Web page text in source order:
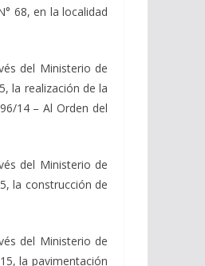
68, en la localidad
del Ministerio de
la realización de la
14 – Al Orden del
del Ministerio de
la construcción de
del Ministerio de
la pavimentación